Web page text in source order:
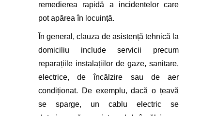
remedierea rapidă a incidentelor care
pot apărea în locuință.
În general, clauza de asistență tehnică la
domiciliu include servicii precum
reparațiile instalațiilor de gaze, sanitare,
electrice, de încălzire sau de aer
condiționat. De exemplu, dacă o țeavă
se sparge, un cablu electric se